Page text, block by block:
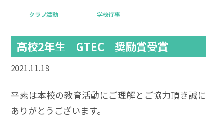
クラブ活動 学校行事
高校2年生 GTEC 奨励賞受賞
2021.11.18
平素は本校の教育活動にご理解とご協力頂き誠に
ありがとうございます。